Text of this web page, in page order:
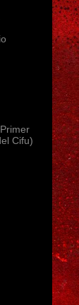
Cifu)